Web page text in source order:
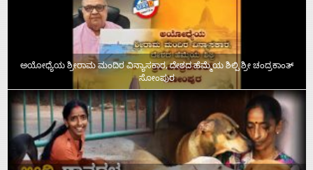
ಅಯೋಧ್ಯೆಯ ಶ್ರೀರಾಮ ಮಂದಿರ ವಿನ್ಯಾಸಕಾರ, ದೇಶದ ಹೆಮ್ಮೆಯ ಶಿಲ್ಪಿ ಶ್ರೀ ಚಂದ್ರಕಾಂತ್‌
ಸೋಂಪುರ